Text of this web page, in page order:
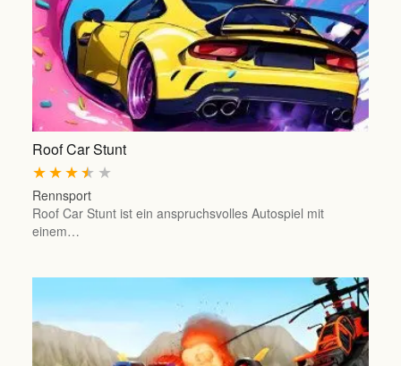
Roof Car Stunt
★
★
★
★
★
Rennsport
Roof Car Stunt ist ein anspruchsvolles Autospiel mit
einem…